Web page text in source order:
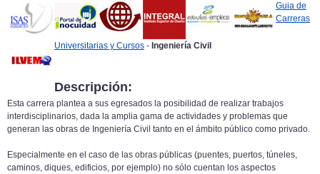
Guia de
Carreras
Universitarias y Cursos - Ingeniería Civil
Descripción:
Esta carrera plantea a sus egresados la posibilidad de realizar trabajos
interdisciplinarios, dada la amplia gama de actividades y problemas que
generan las obras de Ingeniería Civil tanto en el ámbito público como privado.
Especialmente en el caso de las obras públicas (puentes, puertos, túneles,
caminos, diques, edificios, por ejemplo) no sólo cuentan los aspectos